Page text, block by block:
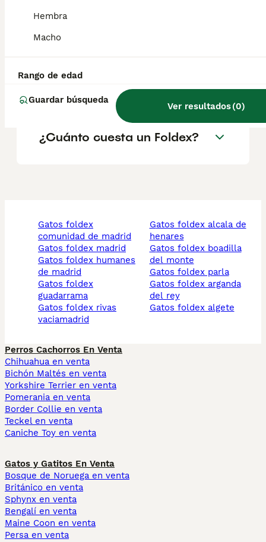
Hembra
Macho
Rango de edad
Guardar búsqueda
Ver resultados(0)
¿Son sanos los gatos
Foldex?
¿Qué características tiene la
raza de gato Foldex?
¿Cuánto cuesta un Foldex?
gatos foldex
comunidad de madrid
gatos foldex madrid
gatos foldex humanes
de madrid
gatos foldex
guadarrama
gatos foldex rivas
vaciamadrid
gatos foldex alcala de
henares
gatos foldex boadilla
del monte
gatos foldex parla
gatos foldex arganda
del rey
gatos foldex algete
Perros Cachorros En Venta
Chihuahua en venta
Bichón Maltés en venta
Yorkshire Terrier en venta
Pomerania en venta
Border Collie en venta
Teckel en venta
Caniche Toy en venta
Gatos y Gatitos En Venta
Bosque de Noruega en venta
Británico en venta
Sphynx en venta
Bengalí en venta
Maine Coon en venta
Persa en venta